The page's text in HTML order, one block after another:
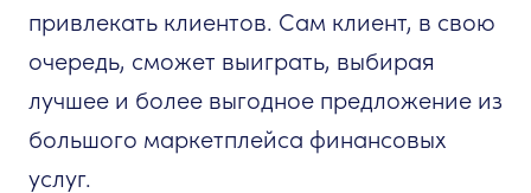
привлекать клиентов. Сам клиент, в свою
очередь, сможет выиграть, выбирая
лучшее и более выгодное предложение из
большого маркетплейса финансовых
услуг.